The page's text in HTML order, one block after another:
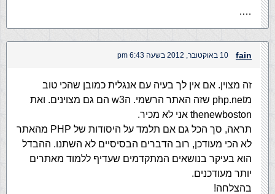
….
fain 10 באוקטובר, 2012 בשעה 6:43 pm
זה מצוין. אם אין לך בעיה עם אנגלית כמובן שהכי טוב
מphp.net שזה האתר הרשמי. הw3 הם גם מצוינים. ואת
thenewboston אני לא מכיר.
תראה, סך הכל גם אם תלמד על היסודות של PHP מהאתר
לא הכי מעודכן, רוב הדברים הבסיסיים לא השתנו. ההבדל
הוא בעיקר בנושאים המתקדמים שעדיף ללמוד מאתרים
יותר מעודכנים.
בהצלחה!